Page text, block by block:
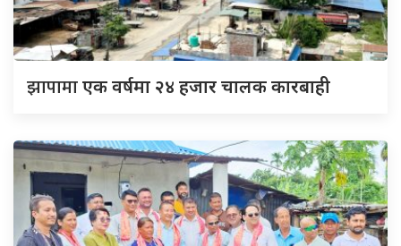
झापामाएक वर्षमा २४ हजार चालक कारबाही